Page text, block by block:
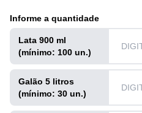
Informe a quantidade
Lata 900 ml
(mínimo: 100 un.)
Galão 5 litros
(mínimo: 30 un.)